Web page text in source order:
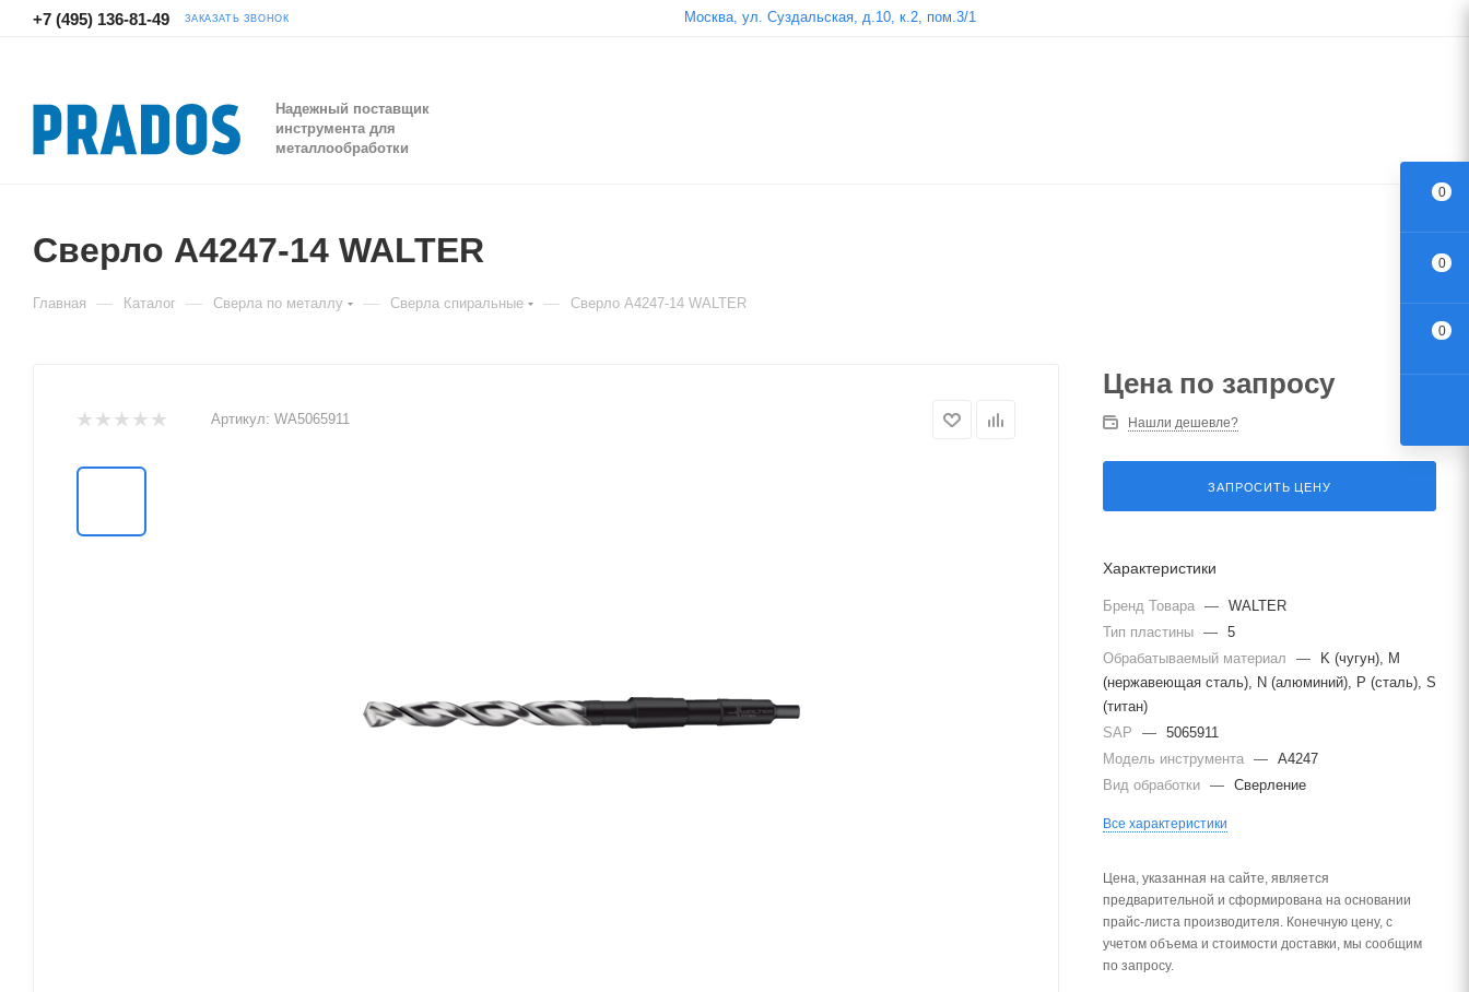
+7 (495) 136-81-49 ЗАКАЗАТЬ ЗВОНОК Москва, ул. Суздальская, д.10, к.2, пом.3/1
Надежный поставщик
инструмента для
металлообработки
Сверло A4247-14 WALTER
Главная — Каталог — Сверла по металлу — Сверла спиральные — Сверло A4247-14 WALTER
Артикул: WA5065911
Цена по запросу
Нашли дешевле?
ЗАПРОСИТЬ ЦЕНУ
Характеристики
Бренд Товара — WALTER
Тип пластины — 5
Обрабатываемый материал
—
K (чугун), M
(нержавеющая сталь), N (алюминий), P (сталь), S
(титан)
SAP
— 5065911
Модель инструмента — A4247
Вид обработки — Сверление
Все характеристики
Цена, указанная на сайте, является
предварительной и сформирована на основании
прайс-листа производителя. Конечную цену, с
учетом объема и стоимости доставки, мы сообщим
по запросу.
0
0
0